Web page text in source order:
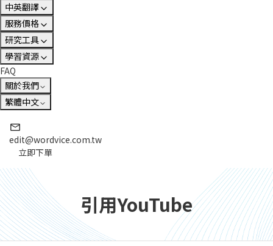
中英翻譯
服務價格
研究工具
學習資源
FAQ
關於我們
繁體中文
edit@wordvice.com.tw
立即下單
引用YouTube